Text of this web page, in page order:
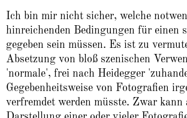
Ich bin mir nicht sicher, welche
hinreichenden Bedingungen für einen
gegeben sein müssen. Es ist zu
Absetzung von bloß szenischen
'normale', frei nach Heidegger
Gegebenheitsweise von Fotografien
verfremdet werden müsste. Zwar kann